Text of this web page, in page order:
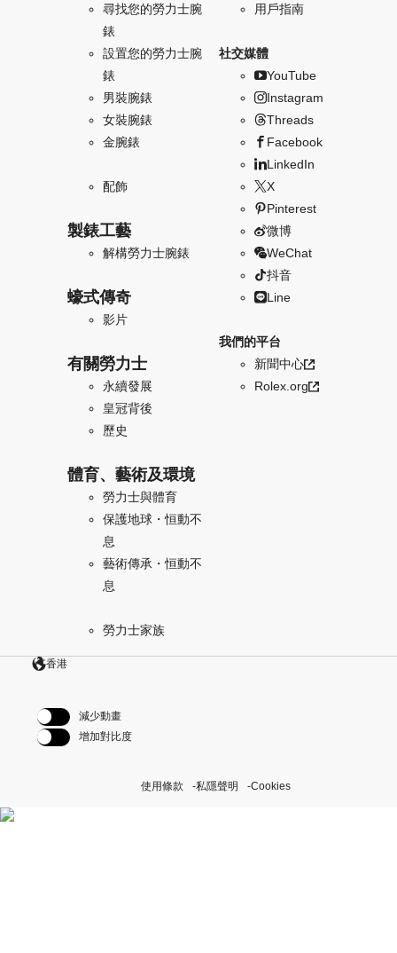
尋找您的勞力士腕
錶
設置您的勞力士腕
錶
男裝腕錶
女裝腕錶
金腕錶
配飾
製錶工藝
解構勞力士腕錶
蠔式傳奇
影片
有關勞力士
永續發展
皇冠背後
歷史
體育、藝術及環境
勞力士與體育
保護地球・恒動不
息
藝術傳承・恒動不
息
勞力士家族
用戶指南
社交媒體
YouTube
Instagram
Threads
Facebook
LinkedIn
X
Pinterest
微博
WeChat
抖音
Line
我們的平台
新聞中心
Rolex.org
香港
減少動畫
增加對比度
使用條款 私隱聲明 Cookies